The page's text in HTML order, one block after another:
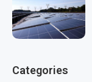
Categories